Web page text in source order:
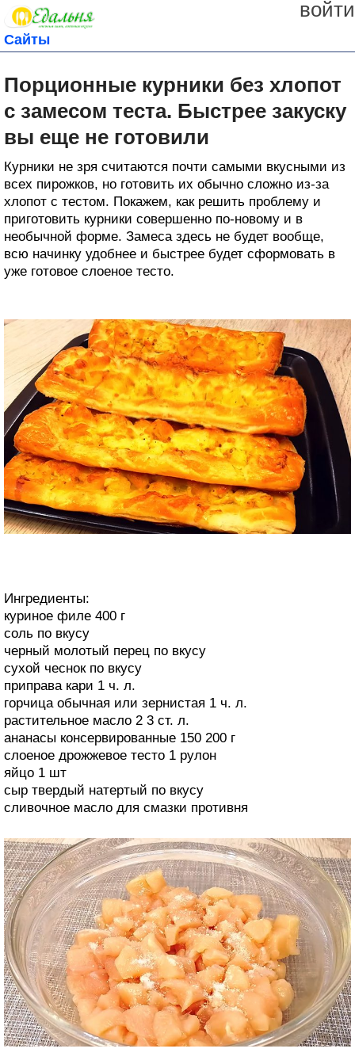
войти
Сайты
Порционные курники без хлопот
с замесом теста. Быстрее закуску
вы еще не готовили
Курники не зря считаются почти самыми вкусными из
всех пирожков, но готовить их обычно сложно из-за
хлопот с тестом. Покажем, как решить проблему и
приготовить курники совершенно по-новому и в
необычной форме. Замеса здесь не будет вообще,
всю начинку удобнее и быстрее будет сформовать в
уже готовое слоеное тесто.
Ингредиенты:
куриное филе 400 г
соль по вкусу
черный молотый перец по вкусу
сухой чеснок по вкусу
приправа кари 1 ч. л.
горчица обычная или зернистая 1 ч. л.
растительное масло 2 3 ст. л.
ананасы консервированные 150 200 г
слоеное дрожжевое тесто 1 рулон
яйцо 1 шт
сыр твердый натертый по вкусу
сливочное масло для смазки противня